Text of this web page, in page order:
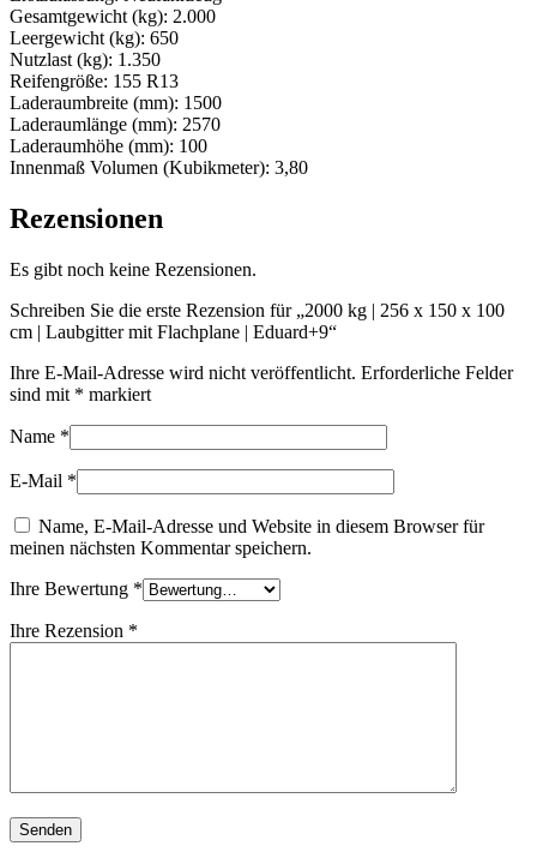
Gesamtgewicht (kg): 2.000
Leergewicht (kg): 650
Nutzlast (kg): 1.350
Reifengröße: 155 R13
Laderaumbreite (mm): 1500
Laderaumlänge (mm): 2570
Laderaumhöhe (mm): 100
Innenmaß Volumen (Kubikmeter): 3,80
Rezensionen
Es gibt noch keine Rezensionen.
Schreiben Sie die erste Rezension für „2000 kg | 256 x 150 x 100
cm | Laubgitter mit Flachplane | Eduard+9“
Ihre E-Mail-Adresse wird nicht veröffentlicht. Erforderliche Felder
sind mit * markiert
Name *
E-Mail *
Name, E-Mail-Adresse und Website in diesem Browser für
meinen nächsten Kommentar speichern.
Ihre Bewertung *
Ihre Rezension *